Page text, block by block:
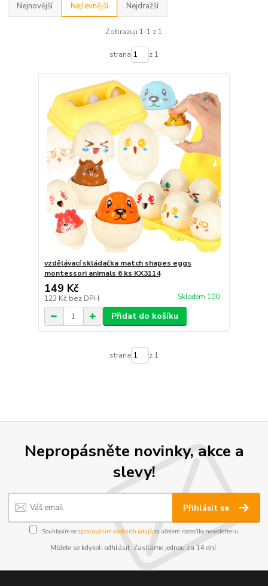
Nejnovější Nejlevnější Nejdražší
Zobrazuji 1-1 z 1
strana z 1
vzdělávací skládačka match shapes eggs
montessori animals 6 ks KX3114
149 Kč
123 Kč bez DPH Skladem 100
Přidat do košíku
strana z 1
Nepropásněte novinky, akce a
slevy!
Přihlásit se
Souhlasím se zpracováním osobních údajůza účelem rozesílky newsletteru.
Můžete se kdykoli odhlásit. Zasíláme jednou za 14 dní.